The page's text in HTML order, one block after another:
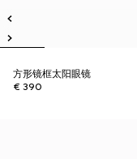
方形镜框太阳眼镜
€ 390